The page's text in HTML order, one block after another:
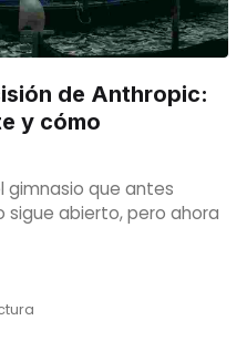
de Anthropic:
y cómo
gimnasio que antes
sigue abierto, pero ahora